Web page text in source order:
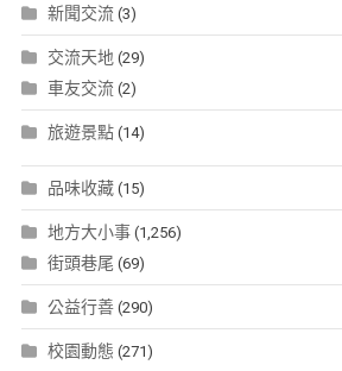
新聞交流(3)
交流天地 (29)
車友交流(2)
旅遊景點(14)
品味收藏(15)
地方大小事(1,256)
街頭巷尾 (69)
公益行善(290)
校園動態 (271)